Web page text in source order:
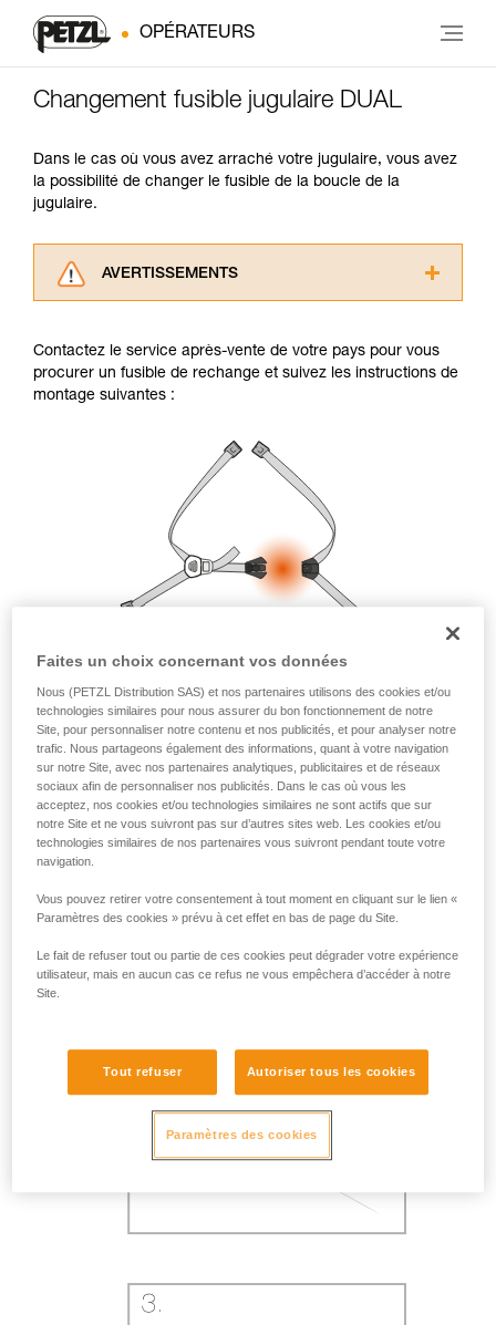
OPÉRATEURS
Changement fusible jugulaire DUAL
Dans le cas où vous avez arraché votre jugulaire, vous avez
la possibilité de changer le fusible de la boucle de la
jugulaire.
AVERTISSEMENTS
consulter. Vous devez avoir compris les
informations de la notice technique pour
pouvoir comprendre ce complément
Maîtriser ces techniques nécessite une
formation et un entraînement spécifique. Validez
avec un professionnel votre capacité à refaire
la manipulation, seul, en toute sécurité, avant
de la reproduire en autonomie.
Nous donnons des exemples de techniques
liées à votre activité. Il peut en exister d’autres
que nous ne décrivons pas ici.
Contactez le service après-vente de votre pays pour vous
procurer un fusible de rechange et suivez les instructions de
montage suivantes :
Faites un choix concernant vos données
Nous (PETZL Distribution SAS) et nos partenaires utilisons des cookies et/ou
technologies similaires pour nous assurer du bon fonctionnement de notre
Site, pour personnaliser notre contenu et nos publicités, et pour analyser notre
trafic. Nous partageons également des informations, quant à votre navigation
sur notre Site, avec nos partenaires analytiques, publicitaires et de réseaux
sociaux afin de personnaliser nos publicités. Dans le cas où vous les
acceptez, nos cookies et/ou technologies similaires ne sont actifs que sur
notre Site et ne vous suivront pas sur d’autres sites web. Les cookies et/ou
technologies similaires de nos partenaires vous suivront pendant toute votre
navigation.
Vous pouvez retirer votre consentement à tout moment en cliquant sur le lien «
Paramètres des cookies » prévu à cet effet en bas de page du Site.
Le fait de refuser tout ou partie de ces cookies peut dégrader votre expérience
utilisateur, mais en aucun cas ce refus ne vous empêchera d’accéder à notre
Site.
Tout refuser Autoriser tous les cookies
Paramètres des cookies